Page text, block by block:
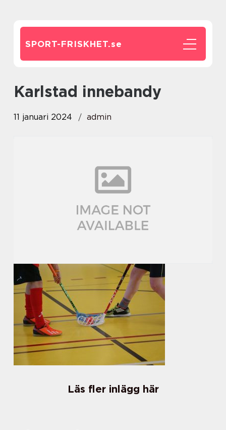
SPORT-FRISKHET.se
karlstad innebandy
11 januari 2024 admin
Läs fler inlägg här